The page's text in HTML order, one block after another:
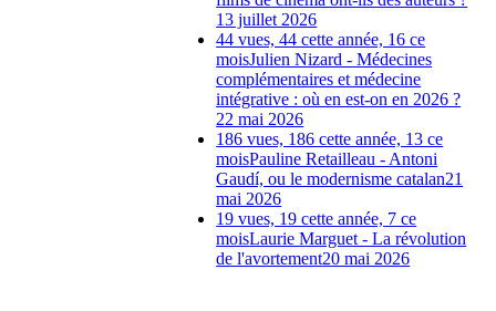
13 juillet 2026
44 vues, 44 cette année, 16 ce
moisJulien Nizard - Médecines
complémentaires et médecine
intégrative : où en est-on en 2026 ?
22 mai 2026
186 vues, 186 cette année, 13 ce
moisPauline Retailleau - Antoni
Gaudí, ou le modernisme catalan21
mai 2026
19 vues, 19 cette année, 7 ce
moisLaurie Marguet - La révolution
de l'avortement20 mai 2026